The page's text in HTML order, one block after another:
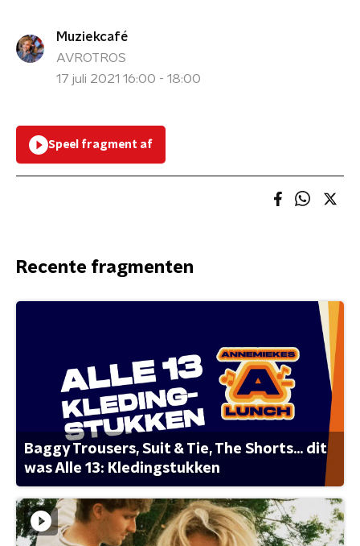
Muziekcafé
AVROTROS
17 juli 2021 16:00 - 18:00
Speel fragment af
Recente fragmenten
Baggy Trousers, Suit & Tie, The Shorts... dit
was Alle 13: Kledingstukken